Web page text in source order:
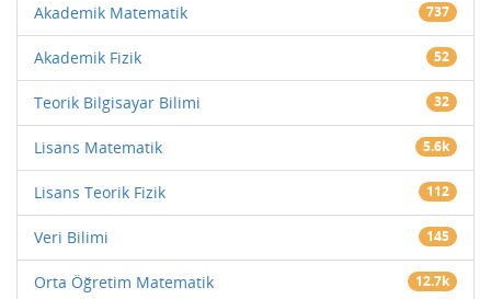
Akademik Matematik 737
Akademik Fizik 52
Teorik Bilgisayar Bilimi 32
Lisans Matematik 5.6k
Lisans Teorik Fizik 112
Veri Bilimi 145
Orta Öğretim Matematik 12.7k